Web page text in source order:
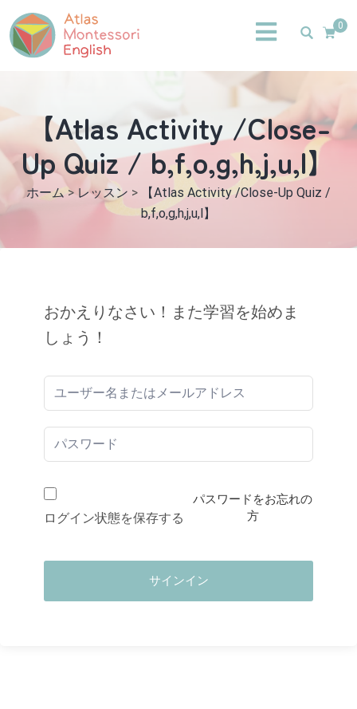
0
【Atlas Activity /Close-
Up Quiz / b,f,o,g,h,j,u,l】
ホーム > レッスン >
【Atlas Activity /Close-Up Quiz /
b,f,o,g,h,j,u,l】
おかえりなさい！また学習を始めま
しょう！
ログイン状態を保存する
パスワードをお忘れの
方
サインイン